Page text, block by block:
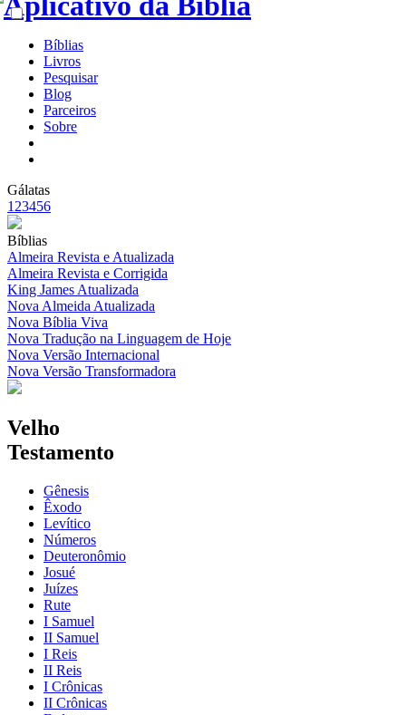
Bíblias
Livros
Pesquisar
Blog
Parceiros
Sobre
Gálatas
1 23456
Bíblias
Almeira Revista e Atualizada
Almeira Revista e Corrigida
King James Atualizada
Nova Almeida Atualizada
Nova Bíblia Viva
Nova Tradução na Linguagem de Hoje
Nova Versão Internacional
Nova Versão Transformadora
Velho
Testamento
Gênesis
Êxodo
Levítico
Números
Deuteronômio
Josué
Juízes
Rute
I Samuel
II Samuel
I Reis
II Reis
I Crônicas
II Crônicas